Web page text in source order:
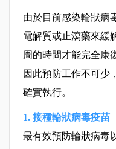
由於目前感染輪狀病
電解質或止瀉藥來緩
周的時間才能完全康
因此預防工作不可少
確實執行。
1. 接種輪狀病毒疫苗
最有效預防輪狀病毒